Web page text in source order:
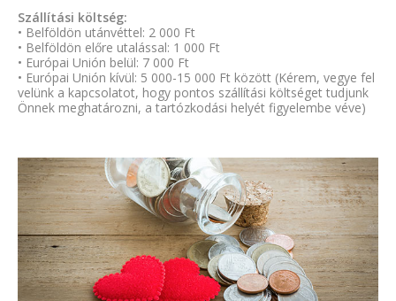
Szállítási költség:
• Belföldön utánvéttel: 2 000 Ft
• Belföldön előre utalással: 1 000 Ft
• Európai Unión belül: 7 000 Ft
• Európai Unión kívül: 5 000-15 000 Ft között (Kérem, vegye fel
velünk a kapcsolatot, hogy pontos szállítási költséget tudjunk
Önnek meghatározni, a tartózkodási helyét figyelembe véve)